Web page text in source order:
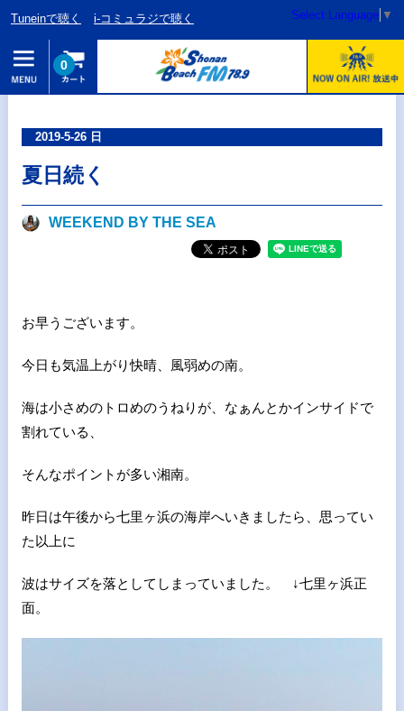
Tuneinで聴く i-コミュラジで聴く Select Language ▼
0
2019-5-26 日
夏日続く
WEEKEND BY THE SEA
お早うございます。
今日も気温上がり快晴、風弱めの南。
海は小さめのトロめのうねりが、なぁんとかインサイドで
割れている、
そんなポイントが多い湘南。
昨日は午後から七里ヶ浜の海岸へいきましたら、思ってい
た以上に
波はサイズを落としてしまっていました。 ↓七里ヶ浜正
面。